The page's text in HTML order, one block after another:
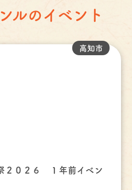
ルのイベント
２０２６ １年前イベン
高知市